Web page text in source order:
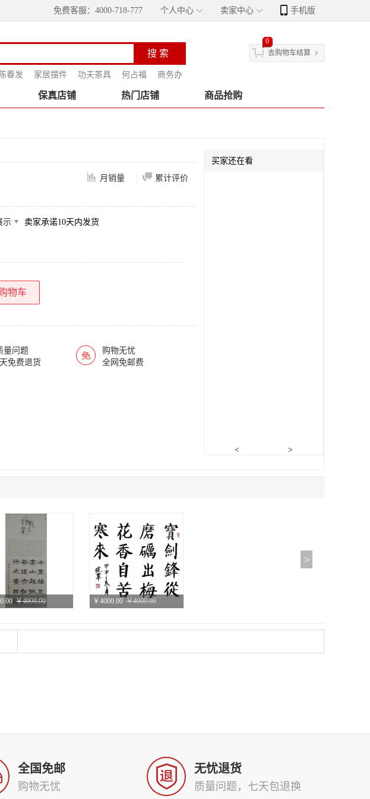
免费客服：4000-718-777 个人中心 卖家中心 手机版
陈春发 家居摆件 功夫茶具 何占福 商务办公
去购物车结算
0
保真店铺 热门店铺 商品抢购
月销量 累计评价
示 卖家承诺10天内发货
物车
量问题
免费退货
购物无忧
全网免邮费
买家还在看
< >
￥4000.00
￥4000.00 ￥4000.00
议价
>
全国免邮
购物无忧
无忧退货
质量问题，七天包退换